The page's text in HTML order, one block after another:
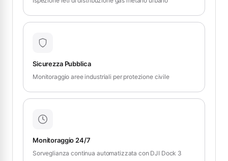
Sicurezza Pubblica
Monitoraggio aree industriali per protezione civile
Monitoraggio 24/7
Sorveglianza continua automatizzata con DJI Dock 3